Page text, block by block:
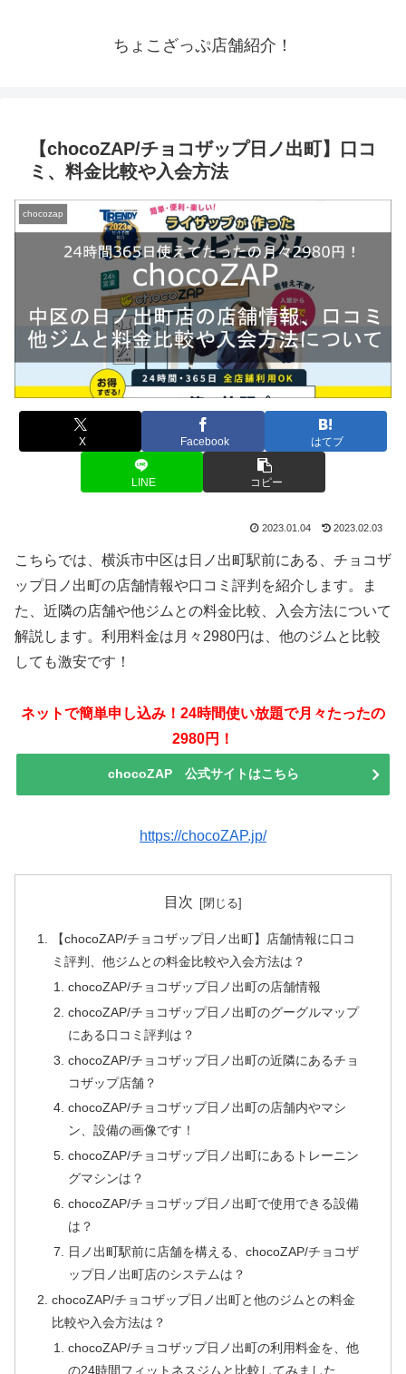
ちょこざっぷ店舗紹介！
【chocoZAP/チョコザップ日ノ出町】口コ
ミ、料金比較や入会方法
chocozap
X Facebook はてブ
LINE コピー
2023.01.04 2023.02.03
こちらでは、横浜市中区は日ノ出町駅前にある、チョコザ
ップ日ノ出町の店舗情報や口コミ評判を紹介します。ま
た、近隣の店舗や他ジムとの料金比較、入会方法について
解説します。利用料金は月々2980円は、他のジムと比較
しても激安です！
ネットで簡単申し込み！24時間使い放題で月々たったの
2980円！
chocoZAP 公式サイトはこちら
https://chocoZAP.jp/
目次
【chocoZAP/チョコザップ日ノ出町】店舗情報に口コ
ミ評判、他ジムとの料金比較や入会方法は？
chocoZAP/チョコザップ日ノ出町の店舗情報
chocoZAP/チョコザップ日ノ出町のグーグルマップ
にある口コミ評判は？
chocoZAP/チョコザップ日ノ出町の近隣にあるチョ
コザップ店舗？
chocoZAP/チョコザップ日ノ出町の店舗内やマシ
ン、設備の画像です！
chocoZAP/チョコザップ日ノ出町にあるトレーニン
グマシンは？
chocoZAP/チョコザップ日ノ出町で使用できる設備
は？
日ノ出町駅前に店舗を構える、chocoZAP/チョコザ
ップ日ノ出町店のシステムは？
chocoZAP/チョコザップ日ノ出町と他のジムとの料金
比較や入会方法は？
chocoZAP/チョコザップ日ノ出町の利用料金を、他
の24時間フィットネスジムと比較してみました